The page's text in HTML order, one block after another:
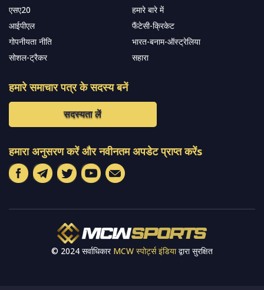
एसए20
हमारे बारे में
आईपीएल
फैंटेसी-क्रिकेट
गोपनीयता नीति
भारत-बनाम-ऑस्ट्रेलिया
सोशल-ट्रैकर
सहारा
हमारे समाचार पत्र के सदस्य बनें
सदस्यता लें
हमारा अनुसरण करें और नवीनतम अपडेट प्राप्त करेंs
© 2024 सर्वाधिकार MCW स्पोर्ट्स इंडियाद्वारा सुरक्षित